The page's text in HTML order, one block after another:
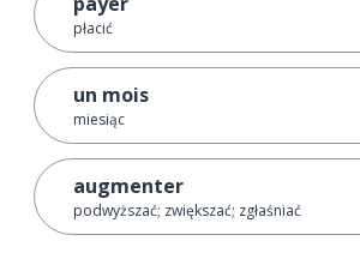
płacić
un mois
miesiąc
augmenter
podwyższać; zwiększać; zgłaśniać